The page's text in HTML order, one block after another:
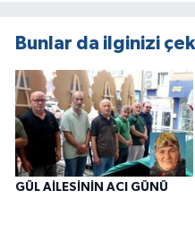
Bunlar da ilginizi
GÜL AİLESİNİN ACI GÜNÜ